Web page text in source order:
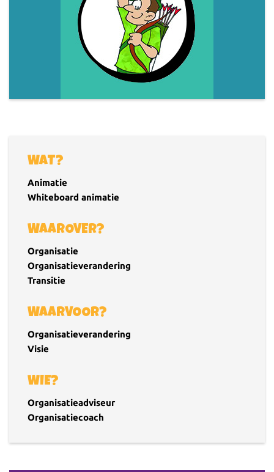
WAT?
Animatie
Whiteboard animatie
WAAROVER?
Organisatie
Organisatieverandering
Transitie
WAARVOOR?
Organisatieverandering
Visie
WIE?
Organisatieadviseur
Organisatiecoach